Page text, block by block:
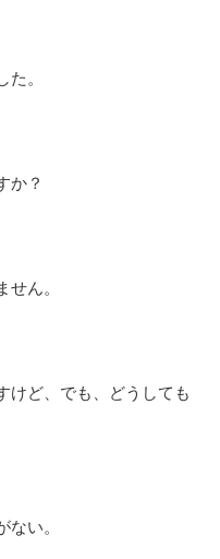
。
か？
ん。
けど、でも、どうしても
い。